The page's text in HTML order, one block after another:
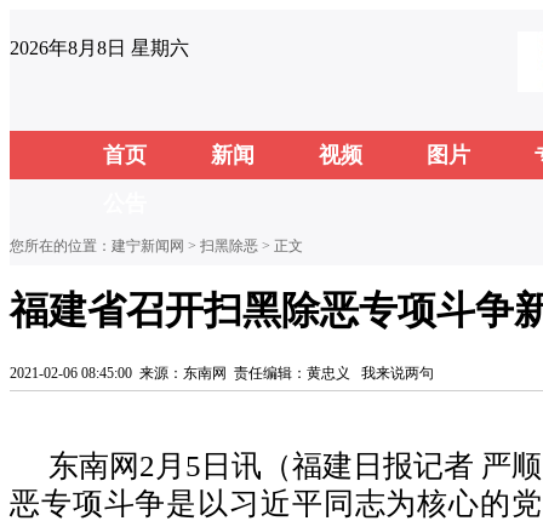
2026年8月8日 星期六
首页 新闻 视频 图片
您所在的位置： 建宁新闻网 > 扫黑除恶 > 正文
福建省召开扫黑除恶专项斗争
2021-02-06 08:45:00 来源：东南网 责任编辑：黄忠义 我来说两句
东南网2月5日讯（福建日报记者 严
恶专项斗争是以习近平同志为核心的